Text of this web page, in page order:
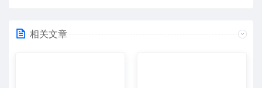
相关文章